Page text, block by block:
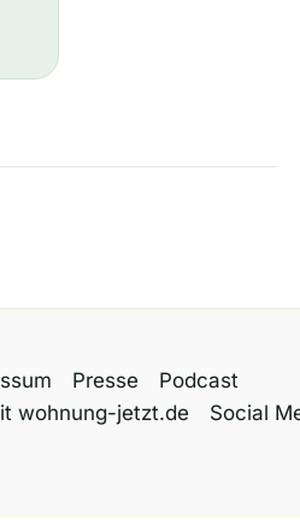
Presse
Podcast
wohnung-jetzt.de
Social